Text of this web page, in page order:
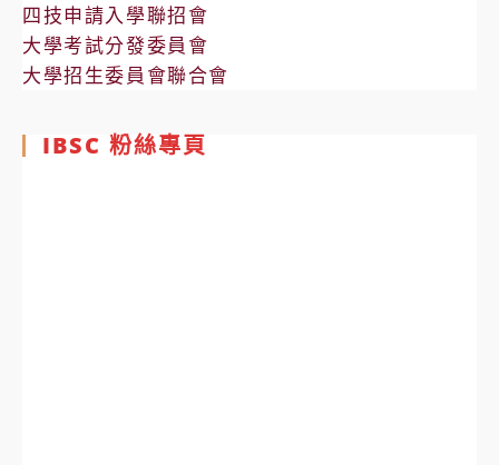
四技申請入學聯招會
大學考試分發委員會
大學招生委員會聯合會
IBSC 粉絲專頁